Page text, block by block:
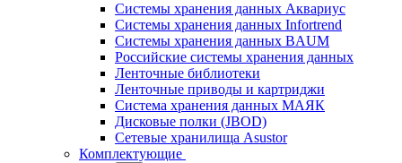
Системы хранения данных Аквариус
Системы хранения данных Infortrend
Системы хранения данных BAUM
Российские системы хранения данных
Ленточные библиотеки
Ленточные приводы и картриджи
Система хранения данных МАЯК
Дисковые полки (JBOD)
Сетевые хранилища Asustor
Комплектующие